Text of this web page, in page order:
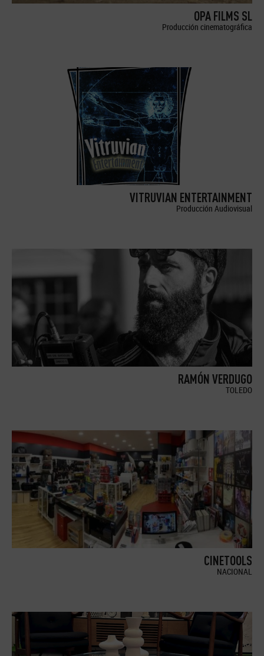
OPA FILMS SL
Producción cinematográfica
VITRUVIAN ENTERTAINMENT
Producción Audiovisual
RAMÓN VERDUGO
TOLEDO
CINETOOLS
NACIONAL